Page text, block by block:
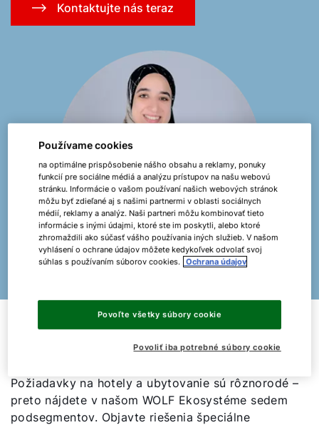
Kontaktujte nás teraz
Hotely a ubytovacie zariadenia
Požiadavky na hotely a ubytovanie sú rôznorodé –
preto nájdete v našom WOLF Ekosystéme sedem
podsegmentov. Objavte riešenia špeciálne
Používame cookies
na optimálne prispôsobenie nášho obsahu a reklamy, ponuky
funkcií pre sociálne médiá a analýzu prístupov na našu webovú
stránku. Informácie o vašom používaní našich webových stránok
môžu byť zdieľané aj s našimi partnermi v oblasti sociálnych
médií, reklamy a analýz. Naši partneri môžu kombinovať tieto
informácie s inými údajmi, ktoré ste im poskytli, alebo ktoré
zhromaždili ako súčasť vášho používania iných služieb. V našom
vyhlásení o ochrane údajov môžete kedykoľvek odvolať svoj
súhlas s používaním súborov cookies. Ochrana údajov
Povoliť iba potrebné súbory cookie
Povoľte všetky súbory cookie